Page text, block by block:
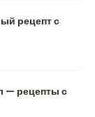
рецепт с
— рецепты с